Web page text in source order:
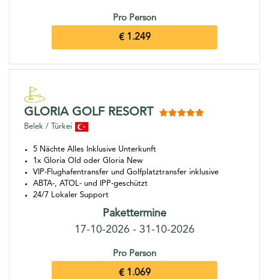
Pro Person
€ 1.249
GLORIA GOLF RESORT
Belek / Türkei
5 Nächte Alles Inklusive Unterkunft
1x Gloria Old oder Gloria New
VIP-Flughafentransfer und Golfplatztransfer inklusive
ABTA-, ATOL- und IPP-geschützt
24/7 Lokaler Support
Pakettermine
17-10-2026 - 31-10-2026
Pro Person
€ 1.069